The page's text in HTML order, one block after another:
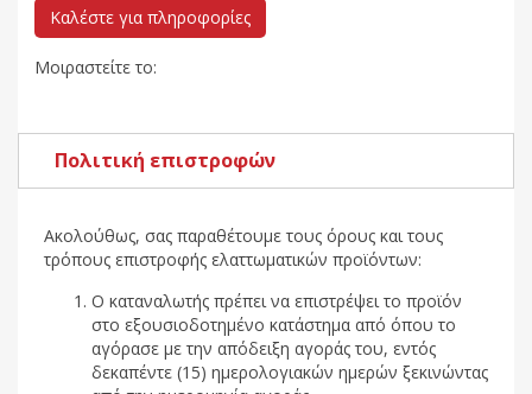
Καλέστε για πληροφορίες
Μοιραστείτε το:
Πολιτική επιστροφών
Ακολούθως, σας παραθέτουμε τους όρους και τους
τρόπους επιστροφής ελαττωματικών προϊόντων:
Ο καταναλωτής πρέπει να επιστρέψει το προϊόν
στο εξουσιοδοτημένο κατάστημα από όπου το
αγόρασε με την απόδειξη αγοράς του, εντός
δεκαπέντε (15) ημερολογιακών ημερών ξεκινώντας